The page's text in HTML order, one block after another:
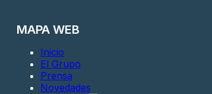
MAPA WEB
Inicio
El Grupo
Prensa
Novedades